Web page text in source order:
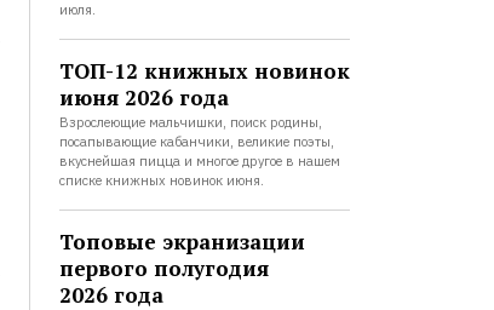
июля.
ТОП-12 книжных новинок
июня 2026 года
Взрослеющие мальчишки, поиск родины,
посапывающие кабанчики, великие поэты,
вкуснейшая пицца и многое другое в нашем
списке книжных новинок июня.
Топовые экранизации
первого полугодия
2026 года